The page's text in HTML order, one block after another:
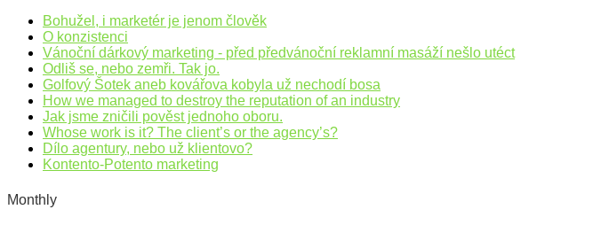
Bohužel, i marketér je jenom člověk
O konzistenci
Vánoční dárkový marketing - před předvánoční reklamní masáží nešlo utéct
Odliš se, nebo zemři. Tak jo.
Golfový Šotek aneb kovářova kobyla už nechodí bosa
How we managed to destroy the reputation of an industry
Jak jsme zničili pověst jednoho oboru.
Whose work is it? The client’s or the agency’s?
Dílo agentury, nebo už klientovo?
Kontento-Potento marketing
Monthly